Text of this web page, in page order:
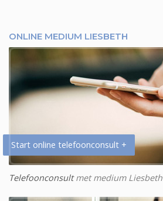
ONLINE MEDIUM LIESBETH
Start online telefoonconsult +
Telefoonconsultmet medium Liesbeth